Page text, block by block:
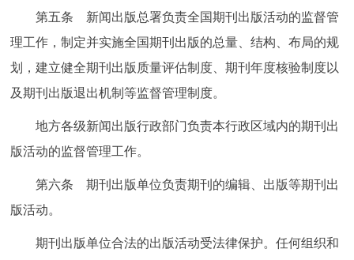
回到顶部
第五条 新闻出版总署负责全国期刊出版活动的监督管
理工作，制定并实施全国期刊出版的总量、结构、布局的规
划，建立健全期刊出版质量评估制度、期刊年度核验制度以
及期刊出版退出机制等监督管理制度。
地方各级新闻出版行政部门负责本行政区域内的期刊出
版活动的监督管理工作。
第六条 期刊出版单位负责期刊的编辑、出版等期刊出
版活动。
期刊出版单位合法的出版活动受法律保护。任何组织和